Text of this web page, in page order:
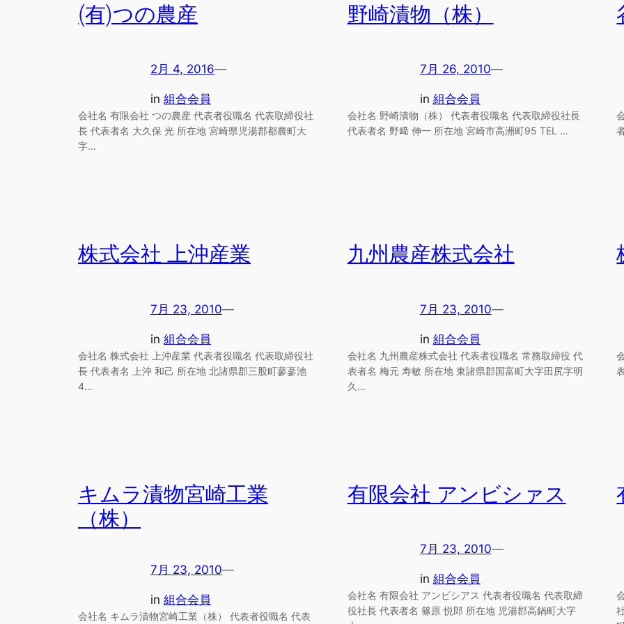
(有)つの農産
2月 4, 2016—
in 組合会員
会社名 有限会社 つの農産 代表者役職名 代表取締役社
長 代表者名 大久保 光 所在地 宮崎県児湯郡都農町大
字…
野崎漬物（株）
7月 26, 2010—
in 組合会員
会社名 野崎漬物（株） 代表者役職名 代表取締役社長
代表者名 野﨑 伸一 所在地 宮崎市高洲町95 TEL …
株式会社 上沖産業
7月 23, 2010—
in 組合会員
会社名 株式会社 上沖産業 代表者役職名 代表取締役社
長 代表者名 上沖 和己 所在地 北諸県郡三股町蓼蔘池
4…
九州農産株式会社
7月 23, 2010—
in 組合会員
会社名 九州農産株式会社 代表者役職名 常務取締役 代
表者名 梅元 寿敏 所在地 東諸県郡国富町大字田尻字明
久…
キムラ漬物宮崎工業
（株）
7月 23, 2010—
in 組合会員
会社名 キムラ漬物宮崎工業（株） 代表者役職名 代表
有限会社 アンビシァス
7月 23, 2010—
in 組合会員
会社名 有限会社 アンビシアス 代表者役職名 代表取締
役社長 代表者名 篠原 悦郎 所在地 児湯郡高鍋町大字